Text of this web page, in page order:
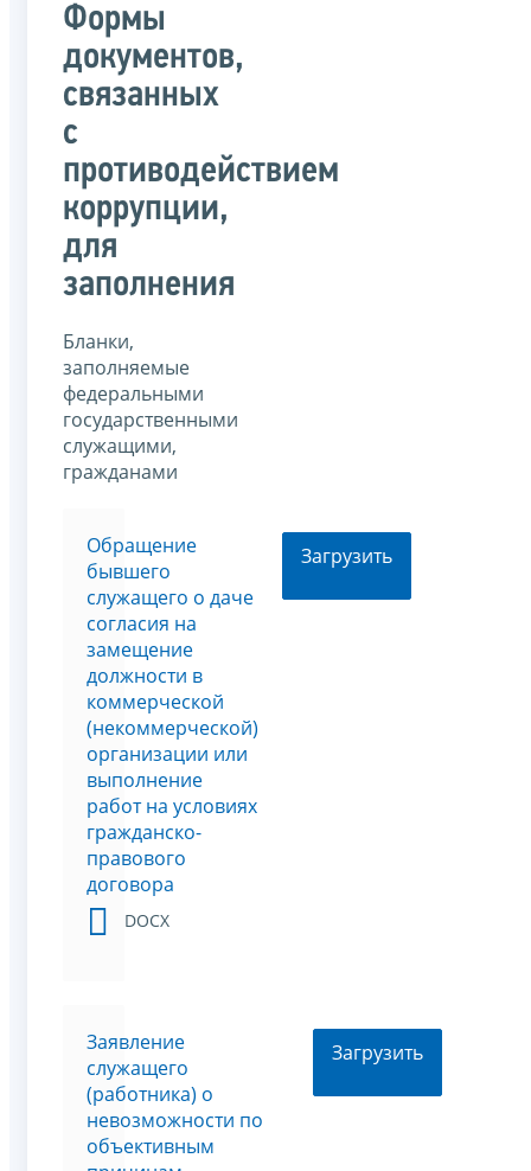
Формы
документов,
связанных
с
противодействием
коррупции,
для
заполнения
Бланки,
заполняемые
федеральными
государственными
служащими,
гражданами
Обращение
бывшего
служащего о даче
согласия на
замещение
должности в
коммерческой
(некоммерческой)
организации или
выполнение
работ на условиях
гражданско-
правового
договора
DOCX
Загрузить
Заявление
служащего
(работника) о
невозможности по
объективным
Загрузить